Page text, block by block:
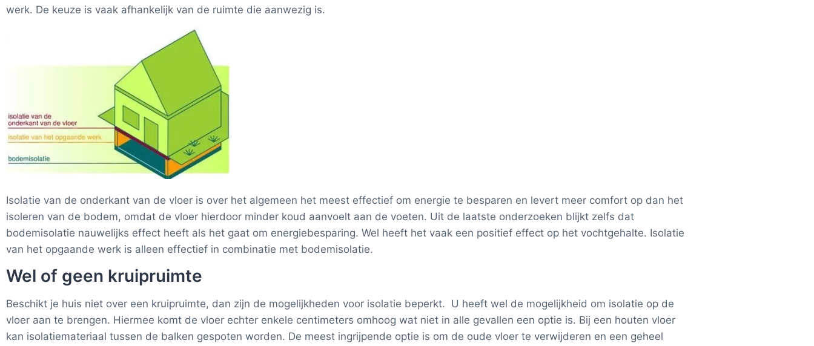
werk. De keuze is vaak afhankelijk van de ruimte die aanwezig is.
Isolatie van de onderkant van de vloer is over het algemeen het meest effectief om energie te besparen en levert meer comfort op dan het
isoleren van de bodem, omdat de vloer hierdoor minder koud aanvoelt aan de voeten. Uit de laatste onderzoeken blijkt zelfs dat
bodemisolatie nauwelijks effect heeft als het gaat om energiebesparing. Wel heeft het vaak een positief effect op het vochtgehalte. Isolatie
van het opgaande werk is alleen effectief in combinatie met bodemisolatie.
Wel of geen kruipruimte
Beschikt je huis niet over een kruipruimte, dan zijn de mogelijkheden voor isolatie beperkt. U heeft wel de mogelijkheid om isolatie op de
vloer aan te brengen. Hiermee komt de vloer echter enkele centimeters omhoog wat niet in alle gevallen een optie is. Bij een houten vloer
kan isolatiemateriaal tussen de balken gespoten worden. De meest ingrijpende optie is om de oude vloer te verwijderen en een geheel